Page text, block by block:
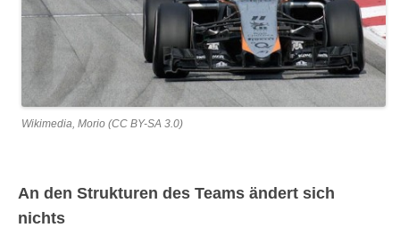
Wikimedia, Morio (CC BY-SA 3.0)
An den Strukturen des Teams ändert sich
nichts